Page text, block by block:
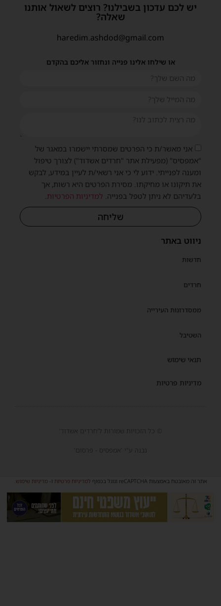
ניווט באתר
חדשות
חרדים
ממסדרונות העירייה
השטיבל
תנאי שימוש
מדיניות פרטיות
יש לכם עדכון בשבילנו? רוצים לשאול אותנו
שאלה?
haredim.ashdod@gmail.com
או שילחו אלינו פנייה ונחזור אליכם בהקדם
אני מאשר/ת כי הפרטים שמסרתי יישמרו במאגר של
"אמפסיס" (מפעילת אתר "חרדים אשדוד") לצורך טיפול
ומענה לפנייתי. ידוע לי כי אני רשאי/ת לעיין במידע, לבקש
את תיקונו או מחיקתו. מסירת הפרטים היא רשות, אך
בלעדיהם לא ניתן לטפל בפנייה.למדיניות הפרטיות.
שליחה
© כל הזכויות שמורות ל'חרדים אשדוד'
נבנה ע"י 'אמפסיס - פרסום'
אתר זה מאובטח באמצעות reCAPTCHA וגוגל בכפוף למדיניות פרטיותו-מדיניות שימוש.